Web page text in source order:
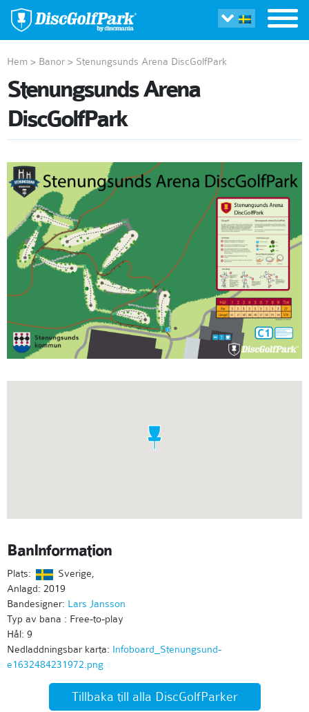
Hem > Banor > Stenungsunds Arena DiscGolfPark
Stenungsunds Arena
DiscGolfPark
BanInformation
Plats:
Sverige,
Anlagd: 2019
Bandesigner: Lars Jansson
Typ av bana : Free-to-play
Hål: 9
Nedladdningsbar karta: Infoboard_Stenungsund-
e1632484231972.png
Tillbaka till alla DiscGolfParker